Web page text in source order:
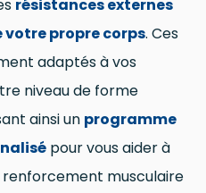
résistances externes
propre corps. Ces
adaptés à vos
niveau de forme
ainsi un programme
pour vous aider à
musculaire